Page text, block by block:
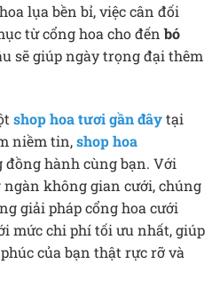
lụa bền bỉ, việc cân đối
từ cổng hoa cho đếnbó
sẽ giúp ngày trọng đại thêm
shop hoa tươi gần đâytại
niềm tin,shop hoa
hành cùng bạn. Với
không gian cưới, chúng
giải pháp cổng hoa cưới
mức chi phí tối ưu nhất, giúp
của bạn thật rực rỡ và